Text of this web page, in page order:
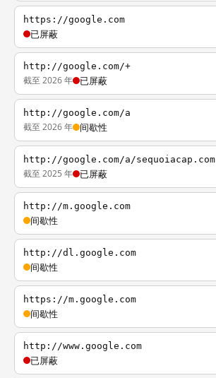
https://google.com
已屏蔽
http://google.com/+
截至 2026 年 已屏蔽
http://google.com/a
截至 2026 年 间歇性
http://google.com/a/sequoiacap.com
截至 2025 年 已屏蔽
http://m.google.com
间歇性
http://dl.google.com
间歇性
https://m.google.com
间歇性
http://www.google.com
已屏蔽